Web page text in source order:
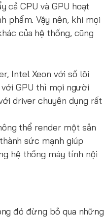
cả CPU và GPU hoạt
phẩm. Vậy nên, khi mọi
của hệ thống, cũng
Intel Xeon với số lõi
GPU thì mọi người
driver chuyên dụng rất
thể render một sản
sức mạnh giúp
hệ thống máy tính nội
đó đừng bỏ qua những